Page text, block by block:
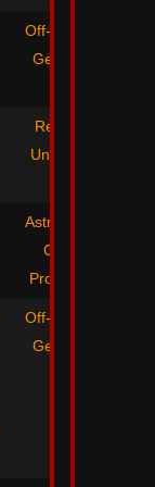
Off-Topic -
General
Revista
Universo
Astrofoto -
Cielo
Profundo
Off-Topic -
General